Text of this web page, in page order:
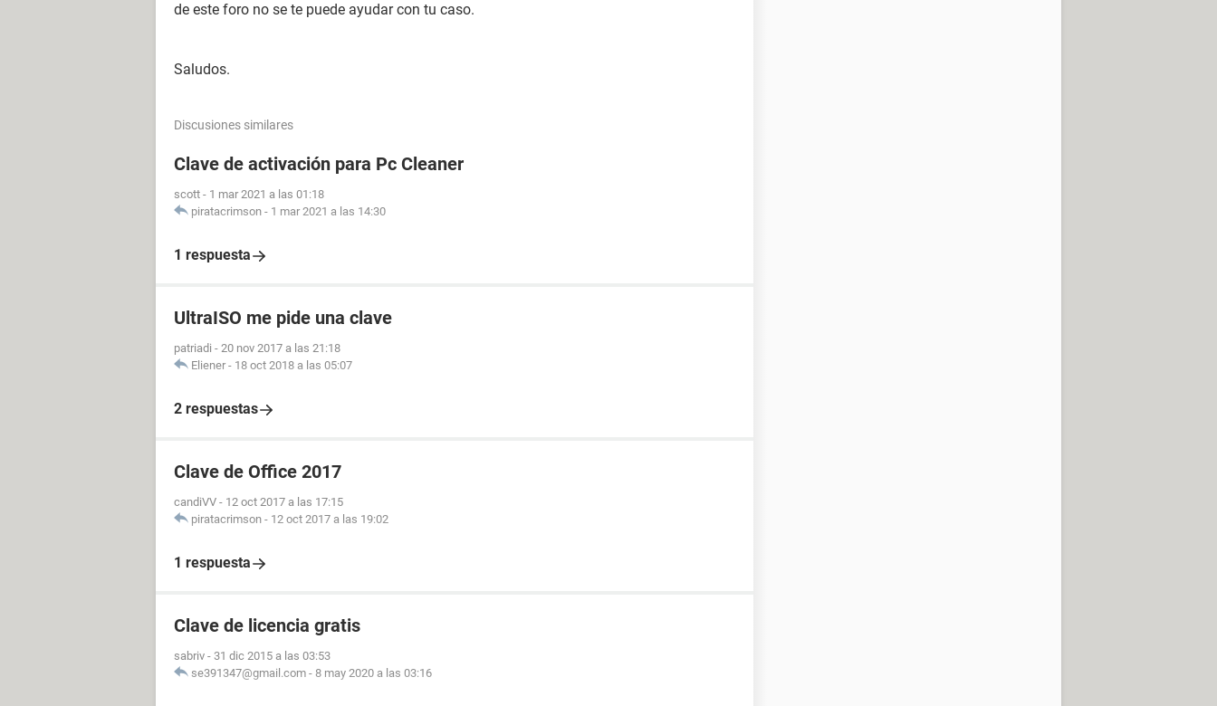
de este foro no se te puede ayudar con tu caso.
Saludos.
Discusiones similares
Clave de activación para Pc Cleaner
scott - 1 mar 2021 a las 01:18
piratacrimson - 1 mar 2021 a las 14:30
1 respuesta
UltraISO me pide una clave
patriadi - 20 nov 2017 a las 21:18
Eliener - 18 oct 2018 a las 05:07
2 respuestas
Clave de Office 2017
candiVV - 12 oct 2017 a las 17:15
piratacrimson - 12 oct 2017 a las 19:02
1 respuesta
Clave de licencia gratis
sabriv - 31 dic 2015 a las 03:53
se391347@gmail.com - 8 may 2020 a las 03:16